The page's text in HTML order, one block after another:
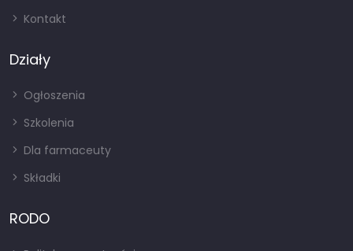
Kontakt
Działy
Ogłoszenia
Szkolenia
Dla farmaceuty
Składki
RODO